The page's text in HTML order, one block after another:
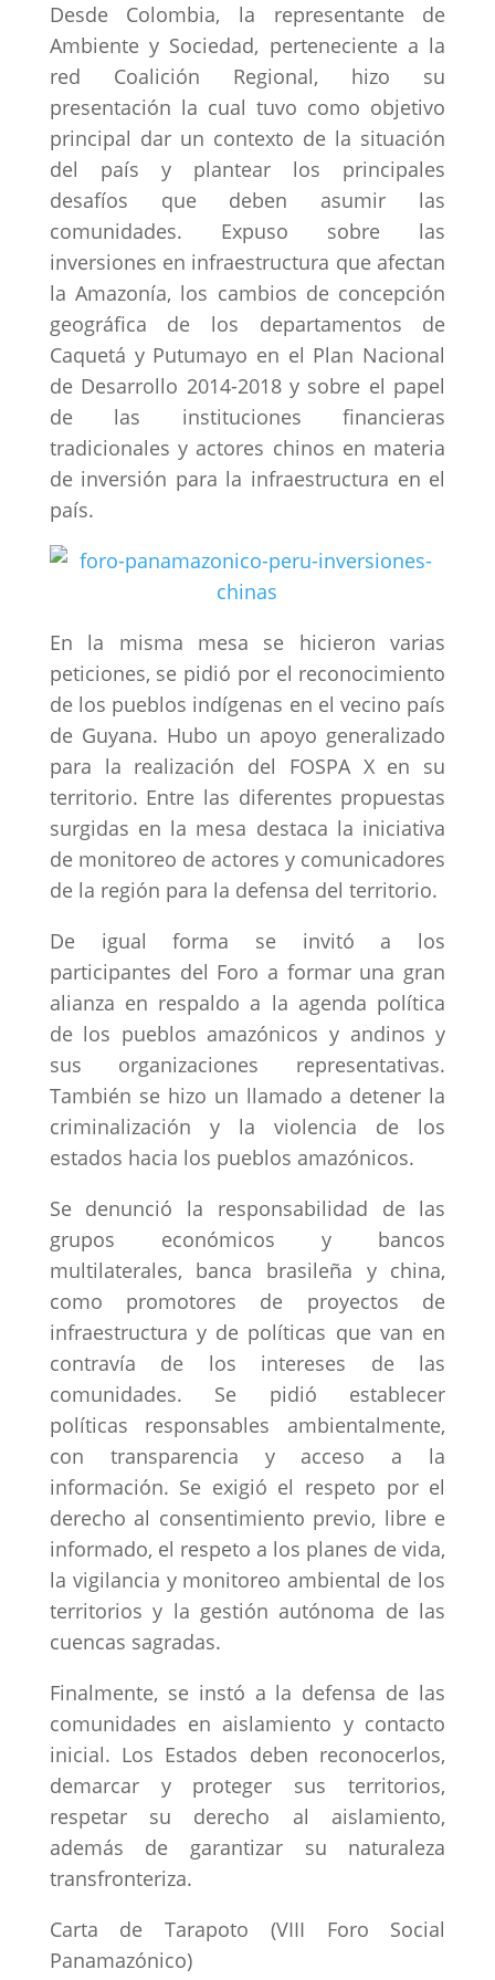
Desde Colombia, la representante de
Ambiente y Sociedad, perteneciente a la
red Coalición Regional, hizo su
presentación la cual tuvo como objetivo
principal dar un contexto de la situación
del país y plantear los principales
desafíos que deben asumir las
comunidades. Expuso sobre las
inversiones en infraestructura que afectan
la Amazonía, los cambios de concepción
geográfica de los departamentos de
Caquetá y Putumayo en el Plan Nacional
de Desarrollo 2014-2018 y sobre el papel
de las instituciones financieras
tradicionales y actores chinos en materia
de inversión para la infraestructura en el
país.
En la misma mesa se hicieron varias
peticiones, se pidió por el reconocimiento
de los pueblos indígenas en el vecino país
de Guyana. Hubo un apoyo generalizado
para la realización del FOSPA X en su
territorio. Entre las diferentes propuestas
surgidas en la mesa destaca la iniciativa
de monitoreo de actores y comunicadores
de la región para la defensa del territorio.
De igual forma se invitó a los
participantes del Foro a formar una gran
alianza en respaldo a la agenda política
de los pueblos amazónicos y andinos y
sus organizaciones representativas.
También se hizo un llamado a detener la
criminalización y la violencia de los
estados hacia los pueblos amazónicos.
Se denunció la responsabilidad de las
grupos económicos y bancos
multilaterales, banca brasileña y china,
como promotores de proyectos de
infraestructura y de políticas que van en
contravía de los intereses de las
comunidades. Se pidió establecer
políticas responsables ambientalmente,
con transparencia y acceso a la
información. Se exigió el respeto por el
derecho al consentimiento previo, libre e
informado, el respeto a los planes de vida,
la vigilancia y monitoreo ambiental de los
territorios y la gestión autónoma de las
cuencas sagradas.
Finalmente, se instó a la defensa de las
comunidades en aislamiento y contacto
inicial. Los Estados deben reconocerlos,
demarcar y proteger sus territorios,
respetar su derecho al aislamiento,
además de garantizar su naturaleza
transfronteriza.
Carta de Tarapoto (VIII Foro Social
Panamazónico)